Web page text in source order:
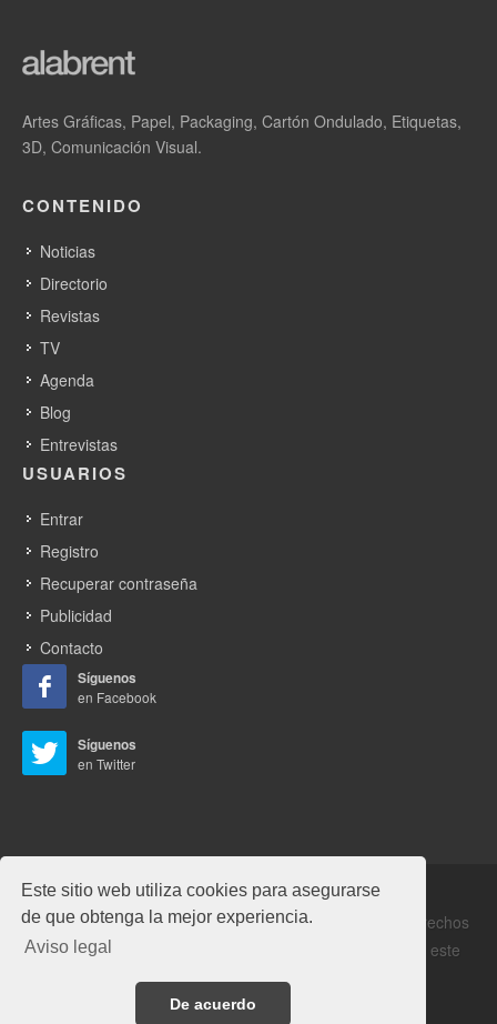
Este sitio web utiliza cookies para asegurarse
de que obtenga la mejor experiencia.
Aviso legal
De acuerdo
Artes Gráficas, Papel, Packaging, Cartón Ondulado, Etiquetas,
3D, Comunicación Visual.
CONTENIDO
Noticias
Directorio
Revistas
TV
Agenda
Blog
Entrevistas
USUARIOS
Entrar
Registro
Recuperar contraseña
Publicidad
Contacto
Síguenos
en Facebook
Síguenos
en Twitter
Copyrights © 2026 Alabrent Ediciones, SL. Todos los derechos
reservados. Prohibida la reproducción total o parcial de este
documento.
Aviso legal/Política de privacidad